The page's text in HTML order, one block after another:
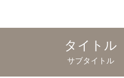
タイトル
サブタイトル